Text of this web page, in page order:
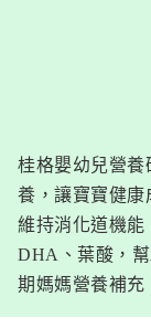
桂格嬰幼兒營養
養，讓寶寶健康
維持消化道機能
DHA、葉酸，
期媽媽營養補充